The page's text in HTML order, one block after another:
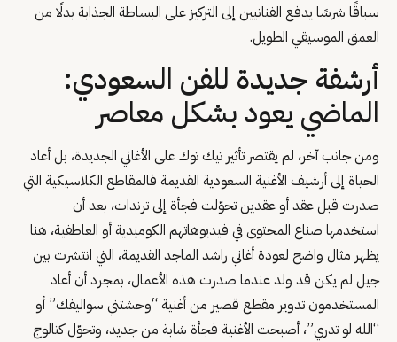
سباقًا شرسًا يدفع الفنانيين إلى التركيز على البساطة الجذابة بدلًا من
العمق الموسيقي الطويل.
أرشفة جديدة للفن السعودي:
الماضي يعود بشكل معاصر
ومن جانب آخر، لم يقتصر تأثير تيك توك على الأغاني الجديدة، بل أعاد
الحياة إلى أرشيف الأغنية السعودية القديمة فالمقاطع الكلاسيكية التي
صدرت قبل عقد أو عقدين تحوّلت فجأة إلى ترندات، بعد أن
استخدمها صناع المحتوى في فيديوهاتهم الكوميدية أو العاطفية، هنا
يظهر مثال واضح لعودة أغاني راشد الماجد القديمة، التي انتشرت بين
جيل لم يكن قد ولد عندما صدرت هذه الأعمال، بمجرد أن أعاد
المستخدمون تدوير مقطع قصير من أغنية “وحشتني سواليفك” أو
“الله لو تدري”، أصبحت الأغنية فجأة شابة من جديد، وتحوّل كتالوج